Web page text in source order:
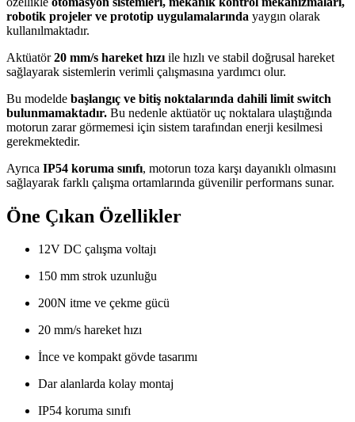
robotik projeler ve prototip uygulamalarında yaygın olarak
kullanılmaktadır.
Aktüatör20 mm/s hareket hızı ile hızlı ve stabil doğrusal hareket
sağlayarak sistemlerin verimli çalışmasına yardımcı olur.
Bu modelde başlangıç ve bitiş noktalarında dahili limit switch
bulunmamaktadır. Bu nedenle aktüatör uç noktalara ulaştığında
motorun zarar görmemesi için sistem tarafından enerji kesilmesi
gerekmektedir.
Ayrıca IP54 koruma sınıfı, motorun toza karşı dayanıklı olmasını
sağlayarak farklı çalışma ortamlarında güvenilir performans sunar.
Öne Çıkan Özellikler
12V DC çalışma voltajı
150 mm strok uzunluğu
200N itme ve çekme gücü
20 mm/s hareket hızı
İnce ve kompakt gövde tasarımı
Dar alanlarda kolay montaj
IP54 koruma sınıfı